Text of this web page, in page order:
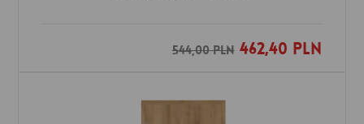
544,00 PLN462,40 PLN
Dodaj do ulubionych